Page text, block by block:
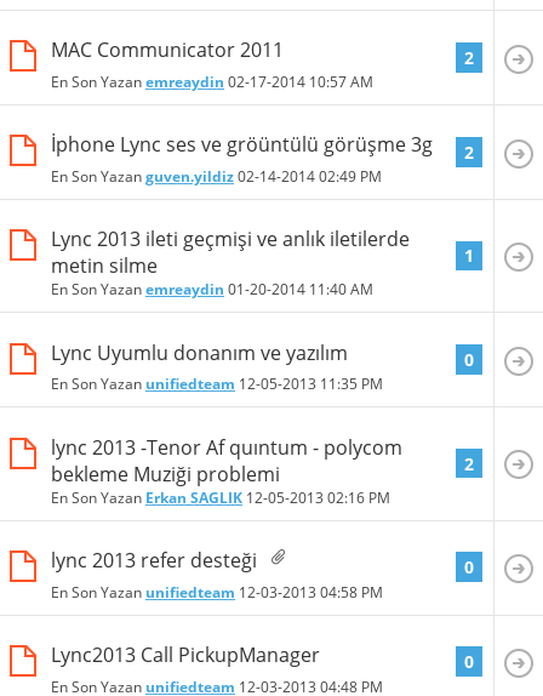
MAC Communicator 2011
En Son Yazanemreaydin 02-17-2014 10:57 AM
2
İphone Lync ses ve gröüntülü görüşme 3g
En Son Yazanguven.yildiz02-14-201402:49 PM
2
Lync 2013 ileti geçmişi ve anlık iletilerde
metin silme
En Son Yazanemreaydin 01-20-2014 11:40 AM
1
Lync Uyumlu donanım ve yazılım
En Son Yazan unifiedteam 12-05-2013 11:35 PM
0
lync 2013 -Tenor Af quıntum - polycom
bekleme Muziği problemi
En Son Yazan Erkan SAGLIK 12-05-2013 02:16 PM
2
lync 2013 refer desteği
En Son Yazan unifiedteam 12-03-2013 04:58 PM
0
Lync2013 Call PickupManager
En Son Yazan unifiedteam 12-03-2013 04:48 PM
0